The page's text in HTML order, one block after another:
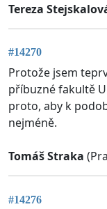
Tereza
#14270
Protože jsem
příbuzné fakultě
proto, aby k
nejméně.
Tomáš Straka
#14276